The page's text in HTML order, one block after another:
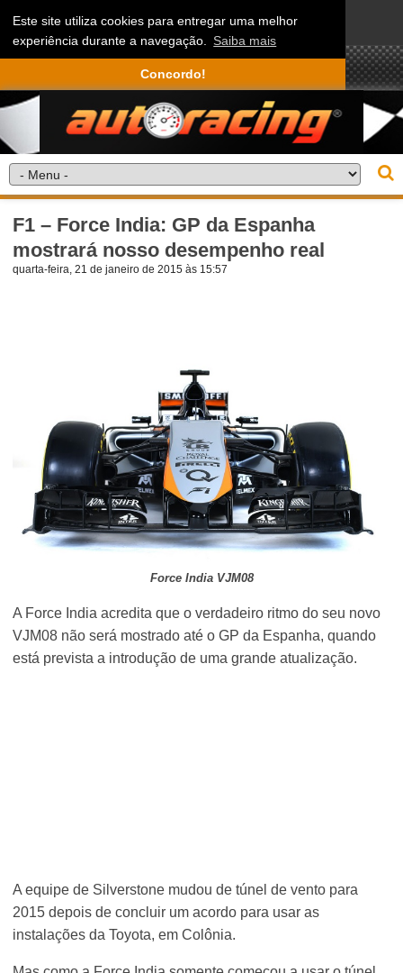
Este site utiliza cookies para entregar uma melhor
experiência durante a navegação. Saiba mais
Concordo!
F1 – Force India: GP da Espanha
mostrará nosso desempenho real
quarta-feira, 21 de janeiro de 2015 às 15:57
Force India VJM08
A Force India acredita que o verdadeiro ritmo do seu novo
VJM08 não será mostrado até o GP da Espanha, quando
está prevista a introdução de uma grande atualização.
A equipe de Silverstone mudou de túnel de vento para
2015 depois de concluir um acordo para usar as
instalações da Toyota, em Colônia.